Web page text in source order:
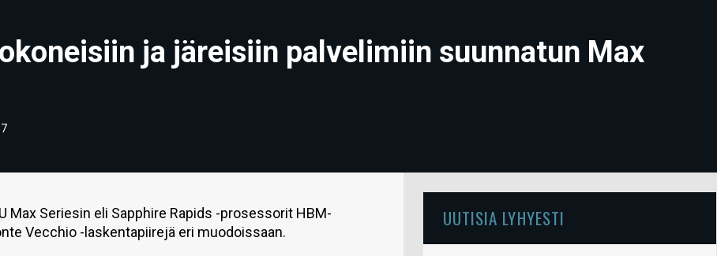
ja järeisiin palvelimiin suunnatun Max
7
Max Seriesin eli Sapphire Rapids -prosessorit HBM-
Vecchio -laskentapiirejä eri muodoissaan.
UUTISIA LYHYESTI